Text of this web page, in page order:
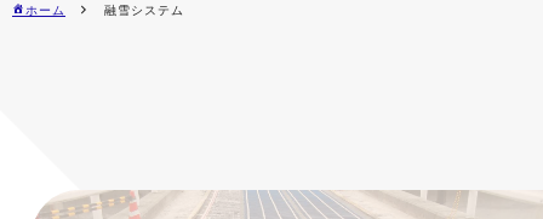
ホーム 融雪システム